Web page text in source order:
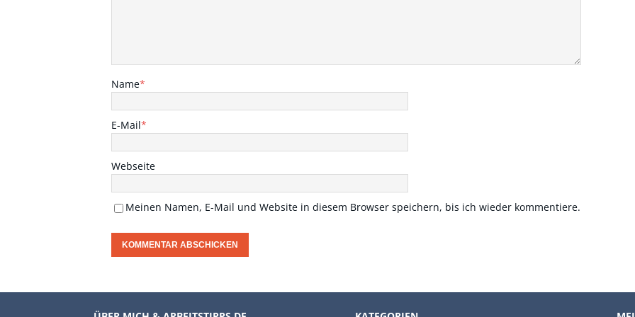
Name*
E-Mail*
Webseite
Meinen Namen, E-Mail und Website in diesem Browser speichern, bis ich wieder kommentiere.